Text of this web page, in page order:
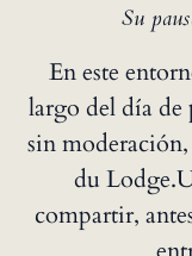
Su
En este
largo del día de
sin
du
compartir,